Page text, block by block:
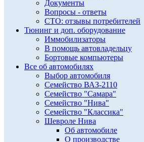
Документы
Вопросы - ответы
СТО: отзывы потребителей
Тюнинг и доп. оборудование
Иммобилизаторы
В помощь автовладельцу
Бортовые компьютеры
Все об автомобилях
Выбор автомобиля
Семейство ВАЗ-2110
Семейство "Самара"
Семейство "Нива"
Семейство "Классика"
Шевроле Нива
Об автомобиле
О производстве